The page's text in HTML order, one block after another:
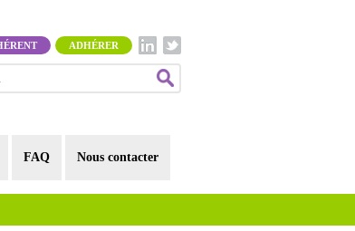
ADHÉRER
FAQ Nous contacter